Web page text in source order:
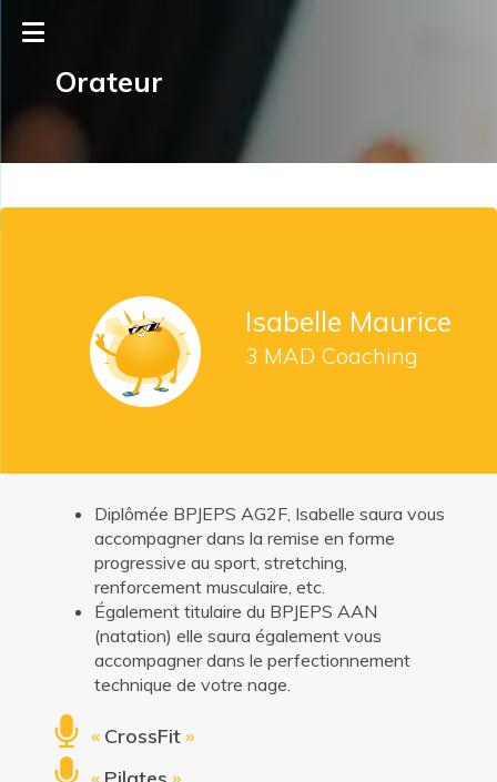
Orateur
Isabelle Maurice
3 MAD Coaching
Diplômée BPJEPS AG2F, Isabelle saura vous
accompagner dans la remise en forme
progressive au sport, stretching,
renforcement musculaire, etc.
Également titulaire du BPJEPS AAN
(natation) elle saura également vous
accompagner dans le perfectionnement
technique de votre nage.
« CrossFit»